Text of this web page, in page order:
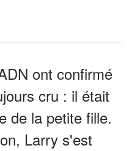
ont confirmé
cru : il était
de la petite fille.
Larry s'est